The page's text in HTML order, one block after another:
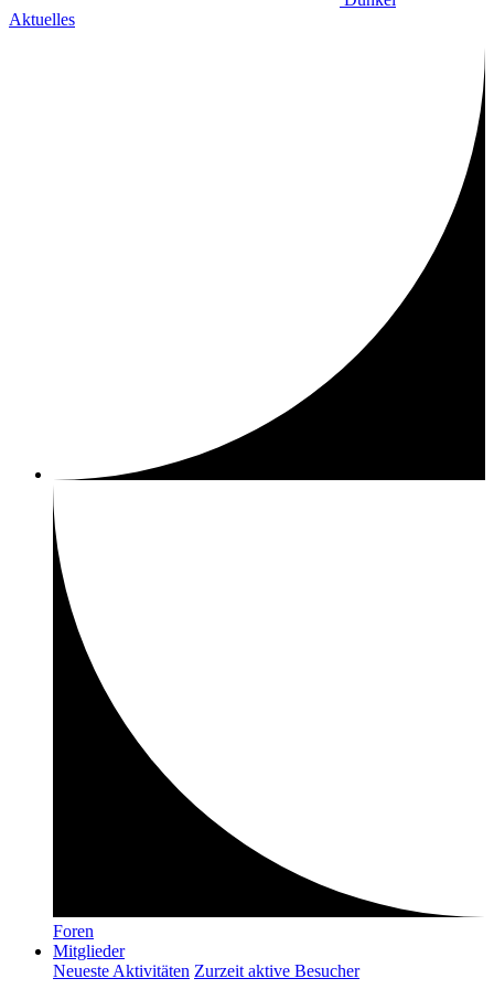
Aktuelles
Foren
Mitglieder
Neueste Aktivitäten Zurzeit aktive Besucher